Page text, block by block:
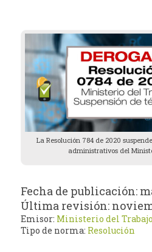
La Resolución 784 de 2020
administrativos del
Fecha de publicación:
Última revisión:
Emisor: Ministerio del Trabajo
Tipo de norma: Resolución